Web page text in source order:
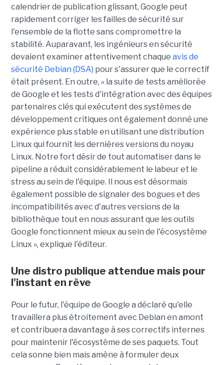
calendrier de publication glissant, Google peut
rapidement corriger les failles de sécurité sur
l'ensemble de la flotte sans compromettre la
stabilité. Auparavant, les ingénieurs en sécurité
devaient examiner attentivement chaque avis de
sécurité Debian (DSA) pour s'assurer que le correctif
était présent. En outre, « la suite de tests améliorée
de Google et les tests d'intégration avec des équipes
partenaires clés qui exécutent des systèmes de
développement critiques ont également donné une
expérience plus stable en utilisant une distribution
Linux qui fournit les dernières versions du noyau
Linux. Notre fort désir de tout automatiser dans le
pipeline a réduit considérablement le labeur et le
stress au sein de l'équipe. Il nous est désormais
également possible de signaler des bogues et des
incompatibilités avec d'autres versions de la
bibliothèque tout en nous assurant que les outils
Google fonctionnent mieux au sein de l'écosystème
Linux », explique l'éditeur.
Une distro publique attendue mais pour
l'instant en rêve
Pour le futur, l'équipe de Google a déclaré qu'elle
travaillera plus étroitement avec Debian en amont
et contribuera davantage à ses correctifs internes
pour maintenir l'écosystème de ses paquets. Tout
cela sonne bien mais amène à formuler deux